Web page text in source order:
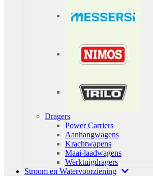
Dragers
Power Carriers
Aanhangwagens
Krachtwapens
Maai-laadwagens
Werktuigdragers
Stroom en Watervoorziening